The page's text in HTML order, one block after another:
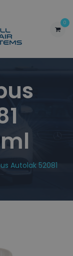
0
Autolak 52081